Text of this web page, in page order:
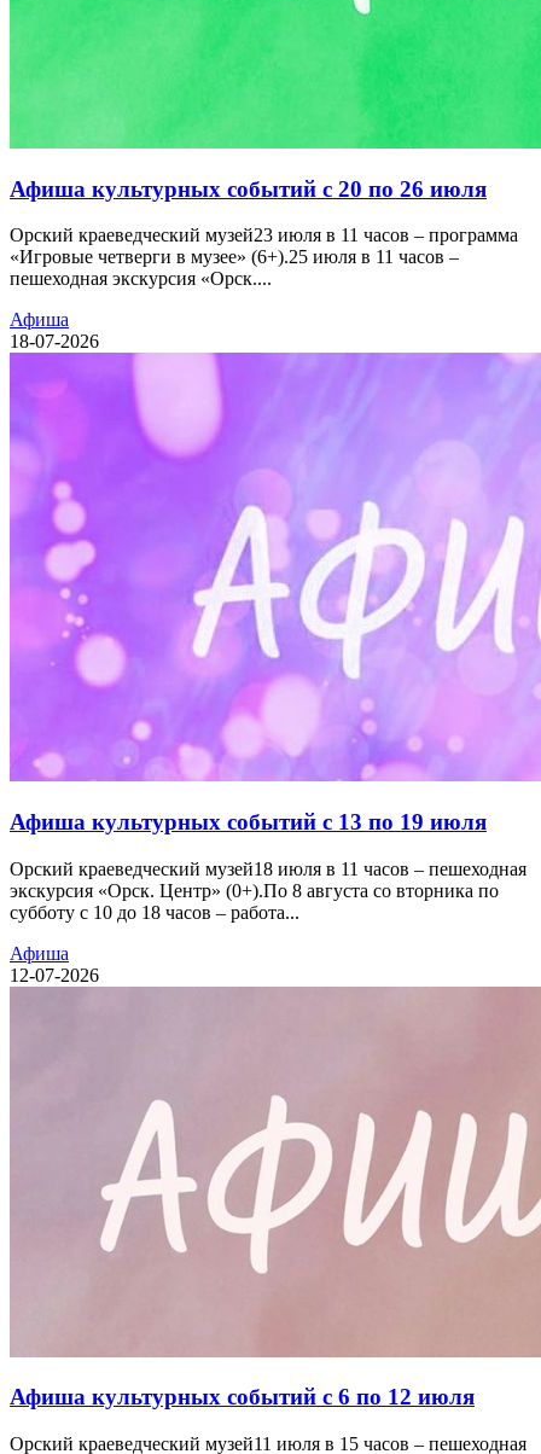
Афиша культурных событий с 20 по 26 июля
Орский краеведческий музей23 июля в 11 часов – программа
«Игровые четверги в музее» (6+).25 июля в 11 часов –
пешеходная экскурсия «Орск....
Афиша
18-07-2026
Афиша культурных событий с 13 по 19 июля
Орский краеведческий музей18 июля в 11 часов – пешеходная
экскурсия «Орск. Центр» (0+).По 8 августа со вторника по
субботу с 10 до 18 часов – работа...
Афиша
12-07-2026
Афиша культурных событий с 6 по 12 июля
Орский краеведческий музей11 июля в 15 часов – пешеходная